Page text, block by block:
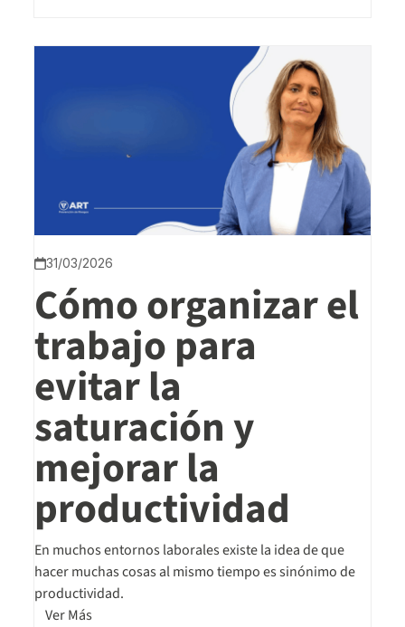
31/03/2026
Cómo organizar el
trabajo para
evitar la
saturación y
mejorar la
productividad
En muchos entornos laborales existe la idea de que
hacer muchas cosas al mismo tiempo es sinónimo de
productividad.
Ver Más